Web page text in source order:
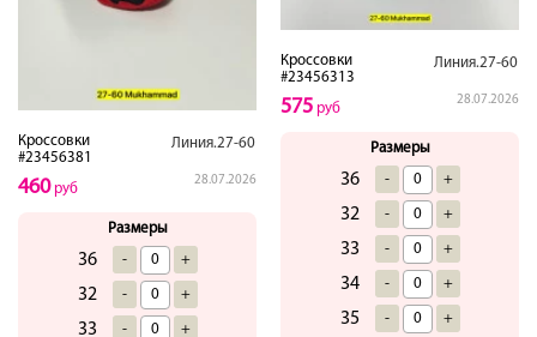
Кроссовки
#23456381
Линия.27-60
28.07.2026
460руб
Размеры
36 - +
32 - +
33 - +
Кроссовки
#23456313
Линия.27-60
28.07.2026
575 руб
Размеры
36 - +
32 - +
33 - +
34 - +
35 - +